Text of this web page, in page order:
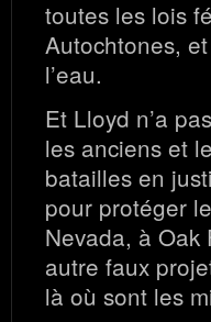
toutes les lois
Autochtones,
l’eau.
Et Lloyd n’a
les anciens et
batailles en
pour protéger
Nevada, à
autre faux
là où sont les